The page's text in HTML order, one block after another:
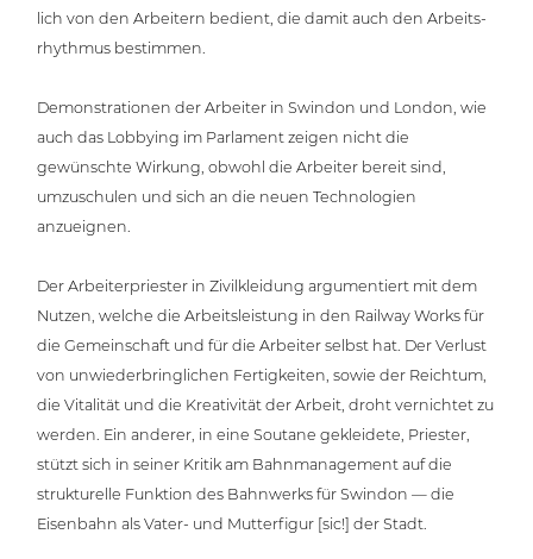
lich von den Arbeitern bedient, die damit auch den Arbeits­
rhyth­mus bestimmen.
Demons­tra­tio­nen der Arbeiter in Swindon und London, wie
auch das Lobbying im Parlament zeigen nicht die
gewünsch­te Wirkung, obwohl die Arbeiter bereit sind,
umzu­schu­len und sich an die neuen Tech­no­lo­gien
anzueignen.
Der Arbei­ter­pries­ter in Zivil­klei­dung argu­men­tiert mit dem
Nutzen, welche die Arbeits­leis­tung in den Railway Works für
die Gemein­schaft und für die Arbeiter selbst hat. Der Verlust
von unwie­der­bring­li­chen Fer­tig­kei­ten, sowie der Reichtum,
die Vitalität und die Krea­ti­vi­tät der Arbeit, droht ver­nich­tet zu
werden. Ein anderer, in eine Soutane geklei­de­te, Priester,
stützt sich in seiner Kritik am Bahn­ma­nage­ment auf die
struk­tu­rel­le Funktion des Bahnwerks für Swindon — die
Eisenbahn als Vater- und Mut­ter­fi­gur [sic!] der Stadt.